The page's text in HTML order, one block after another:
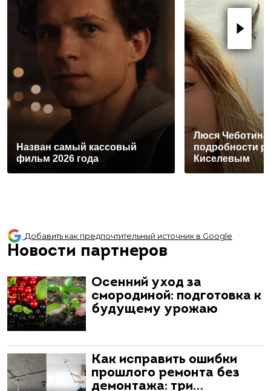
Назван самый кассовый
фильм 2026 года
Люся
подробности
Киселевым
Добавить как предпочтительный источник в Google
Новости партнеров
Осенний уход за
смородиной: подготовка к
будущему урожаю
Как исправить ошибки
прошлого ремонта без
демонтажа: три…